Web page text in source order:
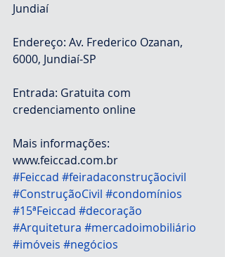
Jundiaí
Endereço: Av. Frederico Ozanan,
6000, Jundiaí-SP
Entrada: Gratuita com
credenciamento online
Mais informações:
www.feiccad.com.br
#Feiccad #feiradaconstruçãocivil
#ConstruçãoCivil #condomínios
#15ªFeiccad #decoração
#Arquitetura #mercadoimobiliário
#imóveis #negócios